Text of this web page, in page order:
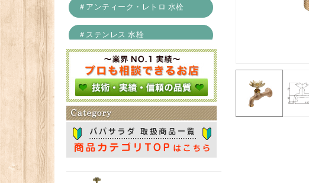
＃アンティーク・レトロ 水栓
＃ステンレス 水栓
＃浄水器